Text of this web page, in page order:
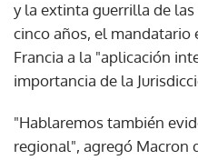
cinco años, el mandatario
Francia a la "aplicación
importancia de la
regional", agregó Macron
junto a sus socios de la